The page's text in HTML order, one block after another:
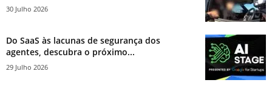
30 Julho 2026
Do SaaS às lacunas de segurança dos
agentes, descubra o próximo...
29 Julho 2026